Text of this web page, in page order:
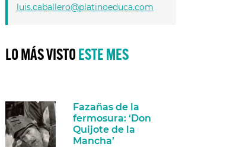
luis.caballero@platinoeduca.com
LO MÁS VISTO ESTE MES
Fazañas de la
fermosura: ‘Don
Quijote de la
Mancha’